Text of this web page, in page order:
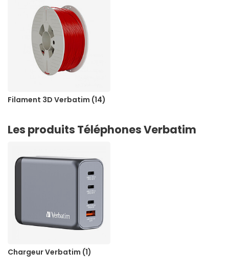
Filament 3D Verbatim (14)
Les produits Téléphones Verbatim
Chargeur Verbatim (1)